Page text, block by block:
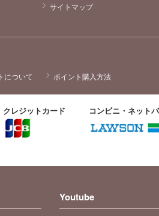
サイトマップ
について ポイント購入方法
クレジットカード コンビニ・ネット
Youtube